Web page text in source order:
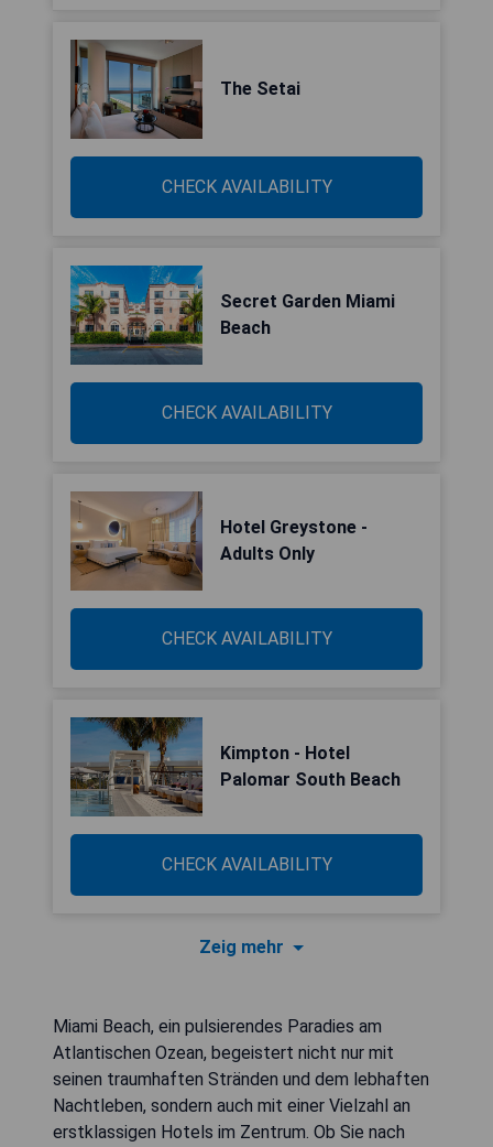
The Setai
CHECK AVAILABILITY
Secret Garden Miami
Beach
CHECK AVAILABILITY
Hotel Greystone -
Adults Only
CHECK AVAILABILITY
Kimpton - Hotel
Palomar South Beach
CHECK AVAILABILITY
Zeig mehr
Miami Beach, ein pulsierendes Paradies am
Atlantischen Ozean, begeistert nicht nur mit
seinen traumhaften Stränden und dem lebhaften
Nachtleben, sondern auch mit einer Vielzahl an
erstklassigen Hotels im Zentrum. Ob Sie nach